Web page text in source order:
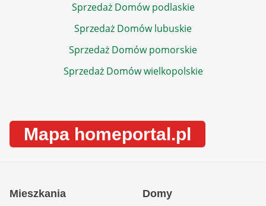
Sprzedaż Domów podlaskie
Sprzedaż Domów lubuskie
Sprzedaż Domów pomorskie
Sprzedaż Domów wielkopolskie
Mapa homeportal.pl
Mieszkania Domy